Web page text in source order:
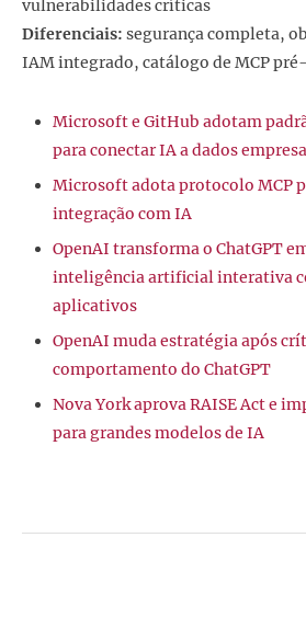
vulnerabilidades críticas
Diferenciais: segurança completa,
IAM integrado, catálogo de MCP
Microsoft e GitHub adotam
para conectar IA a dados
Microsoft adota protocolo MCP
integração com IA
OpenAI transforma o ChatGPT
inteligência artificial interativa
aplicativos
OpenAI muda estratégia após
comportamento do ChatGPT
Nova York aprova RAISE Act e
para grandes modelos de IA